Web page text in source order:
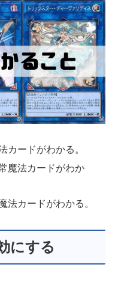
カードがわかる。
魔法カードがわか
法カードがわかる。
にする